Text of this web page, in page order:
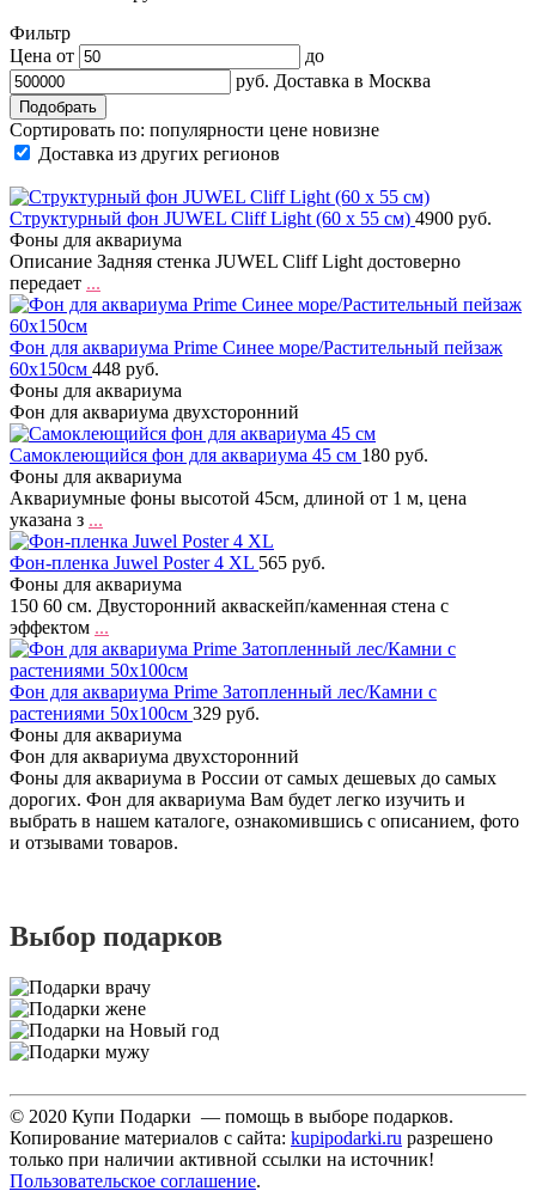
Фильтр
Цена от
до
руб. Доставка в Москва
Сортировать по: популярности цене новизне
Доставка из других регионов
Структурный фон JUWEL Cliff Light (60 х 55 см) 4900 руб.
Фоны для аквариума
Описание Задняя стенка JUWEL Cliff Light достоверно
передает ...
Фон для аквариума Prime Синее море/Растительный пейзаж
60х150см 448 руб.
Фоны для аквариума
Фон для аквариума двухсторонний
Самоклеющийся фон для аквариума 45 см 180 руб.
Фоны для аквариума
Аквариумные фоны высотой 45см, длиной от 1 м, цена
указана з ...
Фон-пленка Juwel Poster 4 XL 565 руб.
Фоны для аквариума
150 60 см. Двусторонний акваскейп/каменная стена с
эффектом ...
Фон для аквариума Prime Затопленный лес/Камни с
растениями 50х100см 329 руб.
Фоны для аквариума
Фон для аквариума двухсторонний
Фоны для аквариума в России от самых дешевых до самых
дорогих. Фон для аквариума Вам будет легко изучить и
выбрать в нашем каталоге, ознакомившись с описанием, фото
и отзывами товаров.
Выбор подарков
© 2020 Купи Подарки — помощь в выборе подарков.
Копирование материалов с сайта: kupipodarki.ru разрешено
только при наличии активной ссылки на источник!
Пользовательское соглашение.